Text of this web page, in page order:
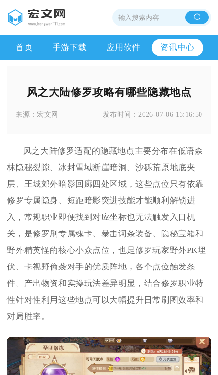
首页 手游下载 应用软件 资讯中心
风之大陆修罗攻略有哪些隐藏地点
来源： 宏文网 发布时间： 2026-07-06 13:16:50
风之大陆修罗适配的隐藏地点主要分布在低语森
林隐秘裂隙、冰封雪域断崖暗洞、沙砾荒原地底夹
层、王城郊外暗影回廊四处区域，这些点位只有依靠
修罗专属隐身、短距暗影突进技能才能顺利解锁进
入，常规职业即便找到对应坐标也无法触发入口机
关，是修罗刷专属魂卡、暴击词条装备、隐秘宝箱和
野外精英怪的核心小众点位，也是修罗玩家野外PK埋
伏、卡视野偷袭对手的优质阵地，各个点位触发条
件、产出物资和实操玩法差异明显，结合修罗职业特
性针对性利用这些地点可以大幅提升日常刷图效率和
对局胜率。